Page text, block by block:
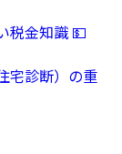
税金知識 💵
宅診断）の重